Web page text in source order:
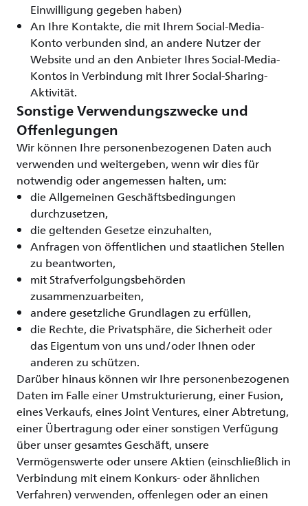
Einwilligung gegeben haben)
An Ihre Kontakte, die mit Ihrem Social-Media-
Konto verbunden sind, an andere Nutzer der
Website und an den Anbieter Ihres Social-Media-
Kontos in Verbindung mit Ihrer Social-Sharing-
Aktivität.
Sonstige Verwendungszwecke und
Offenlegungen
Wir können Ihre personenbezogenen Daten auch
verwenden und weitergeben, wenn wir dies für
notwendig oder angemessen halten, um:
die Allgemeinen Geschäftsbedingungen
durchzusetzen,
die geltenden Gesetze einzuhalten,
Anfragen von öffentlichen und staatlichen Stellen
zu beantworten,
mit Strafverfolgungsbehörden
zusammenzuarbeiten,
andere gesetzliche Grundlagen zu erfüllen,
die Rechte, die Privatsphäre, die Sicherheit oder
das Eigentum von uns und/oder Ihnen oder
anderen zu schützen.
Darüber hinaus können wir Ihre personenbezogenen
Daten im Falle einer Umstrukturierung, einer Fusion,
eines Verkaufs, eines Joint Ventures, einer Abtretung,
einer Übertragung oder einer sonstigen Verfügung
über unser gesamtes Geschäft, unsere
Vermögenswerte oder unsere Aktien (einschließlich in
Verbindung mit einem Konkurs- oder ähnlichen
Verfahren) verwenden, offenlegen oder an einen